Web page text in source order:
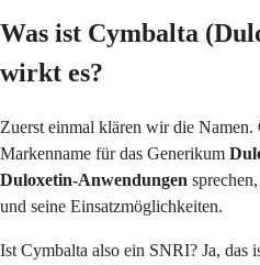
Was ist Cymbalta
wirkt es?
Zuerst einmal klären wir die Namen.
Markenname für das Generikum
Duloxetin-Anwendungen
und seine Einsatzmöglichkeiten.
Ist Cymbalta also ein SNRI? Ja, das